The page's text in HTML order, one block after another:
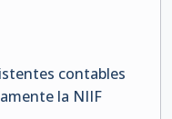
contables
la NIIF